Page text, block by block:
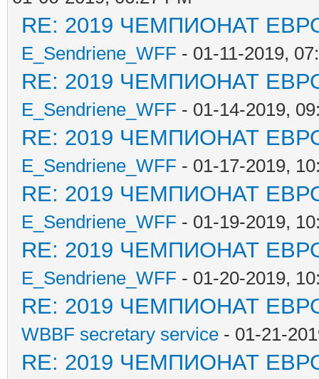
RE: 2019 ЧЕМПИОНАТ
E_Sendriene_WFF - 01-11-2019,
RE: 2019 ЧЕМПИОНАТ
E_Sendriene_WFF - 01-14-2019,
RE: 2019 ЧЕМПИОНАТ
E_Sendriene_WFF - 01-17-2019,
RE: 2019 ЧЕМПИОНАТ
E_Sendriene_WFF - 01-19-2019,
RE: 2019 ЧЕМПИОНАТ
E_Sendriene_WFF - 01-20-2019,
RE: 2019 ЧЕМПИОНАТ
WBBF secretary service - 01-21-
RE: 2019 ЧЕМПИОНАТ